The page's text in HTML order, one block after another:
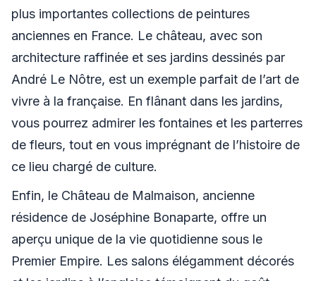
plus importantes collections de peintures
anciennes en France. Le château, avec son
architecture raffinée et ses jardins dessinés par
André Le Nôtre, est un exemple parfait de l’art de
vivre à la française. En flânant dans les jardins,
vous pourrez admirer les fontaines et les parterres
de fleurs, tout en vous imprégnant de l’histoire de
ce lieu chargé de culture.
Enfin, le Château de Malmaison, ancienne
résidence de Joséphine Bonaparte, offre un
aperçu unique de la vie quotidienne sous le
Premier Empire. Les salons élégamment décorés